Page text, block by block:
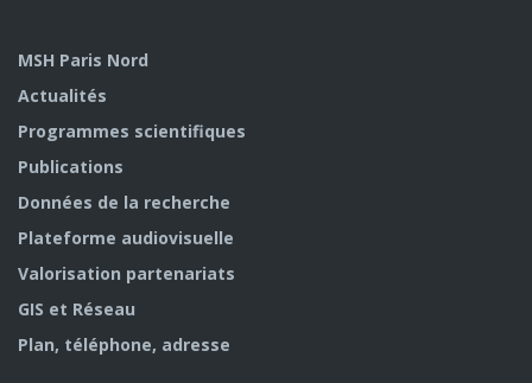
MSH Paris Nord
Actualités
Programmes scientifiques
Publications
Données de la recherche
Plateforme audiovisuelle
Valorisation partenariats
GIS et Réseau
Plan, téléphone, adresse